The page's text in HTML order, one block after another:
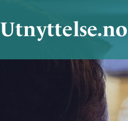
Utnyttelse.no